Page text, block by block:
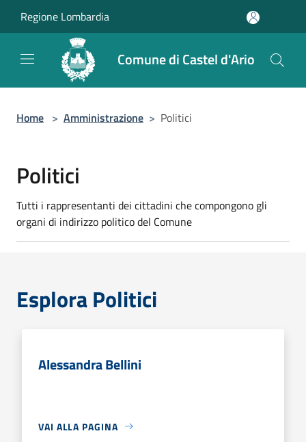
Regione Lombardia
Comune di Castel d'Ario
Home > Amministrazione > Politici
Politici
Tutti i rappresentanti dei cittadini che compongono gli
organi di indirizzo politico del Comune
Esplora Politici
Alessandra Bellini
VAI ALLA PAGINA